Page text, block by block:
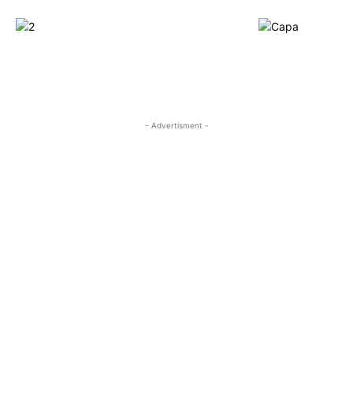
- Advertisment -